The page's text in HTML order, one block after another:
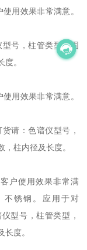
用效果非常满意。
号，柱管类型，固
。
用效果非常满意。
请：色谱仪型号，
柱内径及长度。
户使用效果非常满
不锈钢。应用于对
型号，柱管类型，
度。